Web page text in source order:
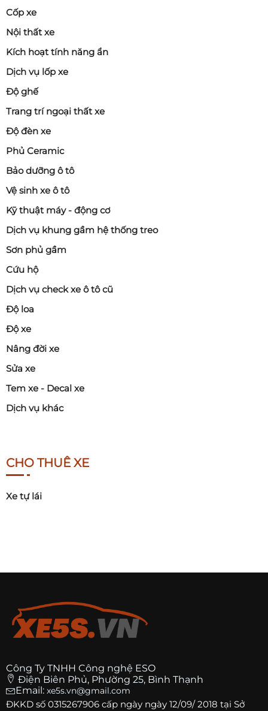
Cốp xe
Nội thất xe
Kích hoạt tính năng ẩn
Dịch vụ lốp xe
Độ ghế
Trang trí ngoại thất xe
Độ đèn xe
Phủ Ceramic
Bảo dưỡng ô tô
Vệ sinh xe ô tô
Kỹ thuật máy - động cơ
Dịch vụ khung gầm hệ thống treo
Sơn phủ gầm
Cứu hộ
Dịch vụ check xe ô tô cũ
Độ loa
Độ xe
Nâng đời xe
Sửa xe
Tem xe - Decal xe
Dịch vụ khác
CHO THUÊ XE
Xe tự lái
Công Ty TNHH Công nghệ ESO
Điện Biên Phủ, Phường 25, Bình Thạnh
Email: xe5s.vn@gmail.com
ĐKKD số 0315267906 cấp ngày ngày 12/09/ 2018 tại Sở